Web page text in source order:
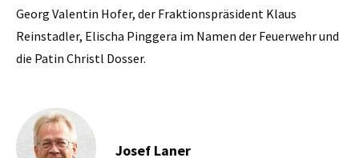
Georg Valentin Hofer, der Fraktionspräsident Klaus
Reinstadler, Elischa Pinggera im Namen der Feuerwehr und
die Patin Christl Dosser.
Josef Laner